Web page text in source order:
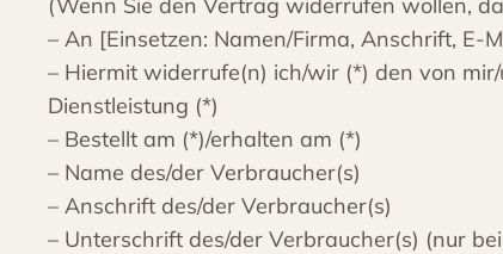
– An [Einsetzen: Namen/Firma, Anschrift, E-
– Hiermit widerrufe(n) ich/wir (*) den von
Dienstleistung (*)
– Bestellt am (*)/erhalten am (*)
– Name des/der Verbraucher(s)
– Anschrift des/der Verbraucher(s)
– Unterschrift des/der Verbraucher(s) (nur